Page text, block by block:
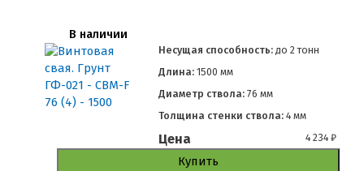
В наличии
Несущая способность: до 2 тонн
Длина:1500 мм
Диаметр ствола:76 мм
Толщина стенки ствола:4 мм
Цена 4 234₽
Купить